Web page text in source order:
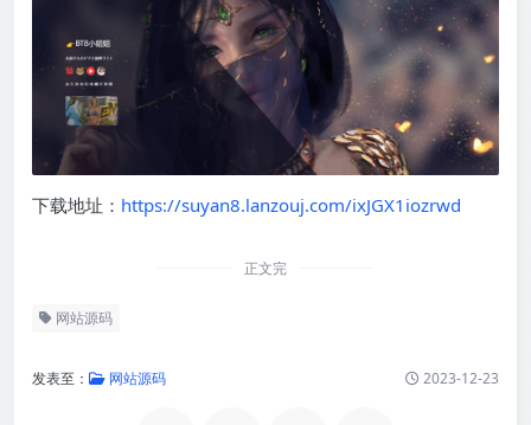
下载地址： https://suyan8.lanzouj.com/ixJGX1iozrwd
正文完
网站源码
发表至： 网站源码 2023-12-23